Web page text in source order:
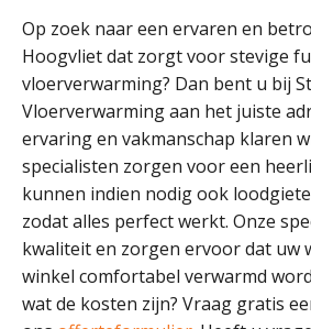
Op zoek naar een ervaren en
Hoogvliet dat zorgt voor stevige
vloerverwarming? Dan bent u bij
Vloerverwarming aan het juiste
ervaring en vakmanschap klaren
specialisten zorgen voor een
kunnen indien nodig ook
zodat alles perfect werkt. Onze
kwaliteit en zorgen ervoor dat uw
winkel comfortabel verwarmd
wat de kosten zijn? Vraag gratis